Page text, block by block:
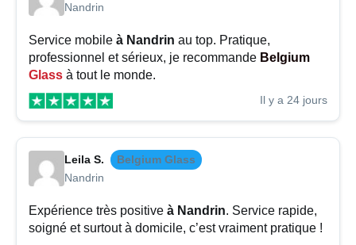
Nandrin
Service mobile à Nandrin au top. Pratique,
professionnel et sérieux, je recommande Belgium
Glass à tout le monde.
Il y a 24 jours
Leila S.
Belgium Glass
Nandrin
Expérience très positive à Nandrin. Service rapide,
soigné et surtout à domicile, c’est vraiment pratique !